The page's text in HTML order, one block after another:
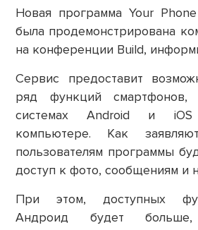
Новая программа Your
была продемонстрирована
на конференции Build,
Сервис предоставит
ряд функций смартфонов,
системах Android и
компьютере. Как
пользователям программы
доступ к фото, сообщениям и
При этом, доступных
Андроид будет